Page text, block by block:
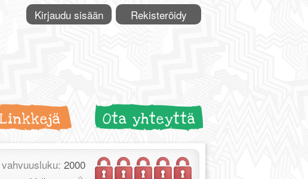
Kirjaudu sisään Rekisteröidy
Linkkejä Ota yhteyttä
vahvuusluku:2000